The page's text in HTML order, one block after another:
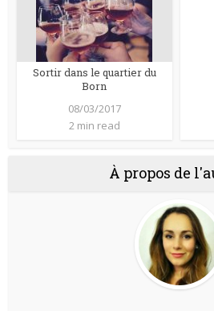
Sortir dans le quartier du
Born
08/03/2017
2 min read
À propos de